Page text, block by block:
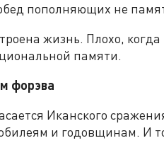
пополняющих не
жизнь. Плохо,
памяти.
форэва
Иканского
и годовщинам. И